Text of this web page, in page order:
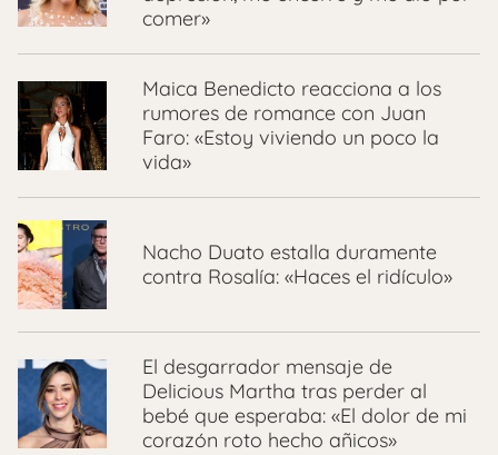
comer»
Maica Benedicto reacciona a los
rumores de romance con Juan
Faro: «Estoy viviendo un poco la
vida»
Nacho Duato estalla duramente
contra Rosalía: «Haces el ridículo»
El desgarrador mensaje de
Delicious Martha tras perder al
bebé que esperaba: «El dolor de mi
corazón roto hecho añicos»